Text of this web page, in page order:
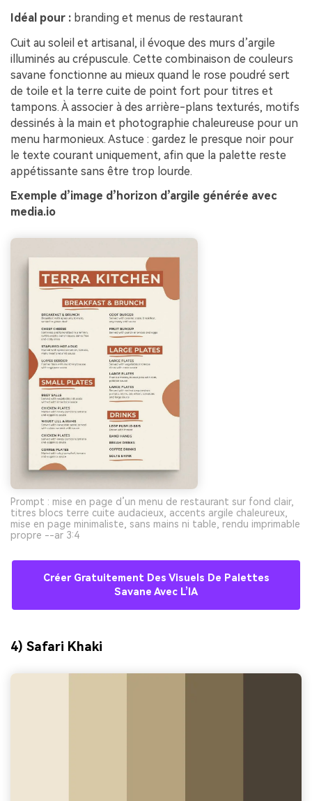
Idéal pour : branding et menus de restaurant
Cuit au soleil et artisanal, il évoque des murs d’argile
illuminés au crépuscule. Cette combinaison de couleurs
savane fonctionne au mieux quand le rose poudré sert
de toile et la terre cuite de point fort pour titres et
tampons. À associer à des arrière-plans texturés, motifs
dessinés à la main et photographie chaleureuse pour un
menu harmonieux. Astuce : gardez le presque noir pour
le texte courant uniquement, afin que la palette reste
appétissante sans être trop lourde.
Exemple d’image d’horizon d’argile générée avec
media.io
Prompt : mise en page d’un menu de restaurant sur fond clair,
titres blocs terre cuite audacieux, accents argile chaleureux,
mise en page minimaliste, sans mains ni table, rendu imprimable
propre --ar 3:4
Créer Gratuitement Des Visuels De Palettes
Savane Avec L’IA
4) Safari Khaki